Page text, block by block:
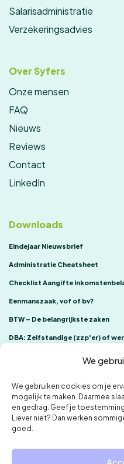
We
We gebruiken cookies om je
mogelijk te maken. Daarmee
en gedrag. Geef je
Liever niet? Dan werken
goed.
Salarisadministratie
Verzekeringsadvies
Over Syfers
Onze mensen
FAQ
Nieuws
Reviews
Contact
LinkedIn
Downloads
Eindejaar Nieuwsbrief
Administratie Cheatsheet
Checklist Aangifte
Eenmanszaak, vof of bv?
BTW – De belangrijkste zaken
DBA: Zelfstandige (zzp'er) of
ONE Accountants
Privacybeleid en cookies